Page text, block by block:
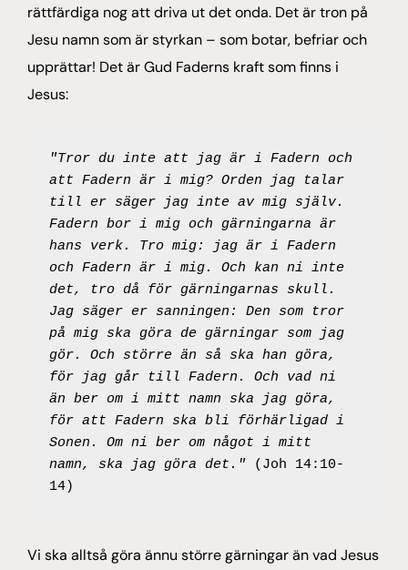
rättfärdiga nog att driva ut det onda. Det är tron på
Jesu namn som är styrkan – som botar, befriar och
upprättar! Det är Gud Faderns kraft som finns i
Jesus:
"Tror du inte att jag är i Fadern och
att Fadern är i mig? Orden jag talar
till er säger jag inte av mig själv.
Fadern bor i mig och gärningarna är
hans verk. Tro mig: jag är i Fadern
och Fadern är i mig. Och kan ni inte
det, tro då för gärningarnas skull.
Jag säger er sanningen: Den som tror
på mig ska göra de gärningar som jag
gör. Och större än så ska han göra,
för jag går till Fadern. Och vad ni
än ber om i mitt namn ska jag göra,
för att Fadern ska bli förhärligad i
Sonen. Om ni ber om något i mitt
namn, ska jag göra det."
(Joh 14:10-
14)
Vi ska alltså göra ännu större gärningar än vad Jesus